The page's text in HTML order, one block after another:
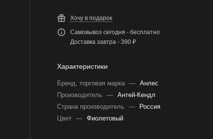
Хочу в подарок
Самовывоз сегодня - бесплатно
Доставка завтра - 390 ₽
Характеристики
Бренд, торговая марка — Анлес
Производитель
— Антей-Кендл
Страна производитель
—
Россия
Цвет — Фиолетовый